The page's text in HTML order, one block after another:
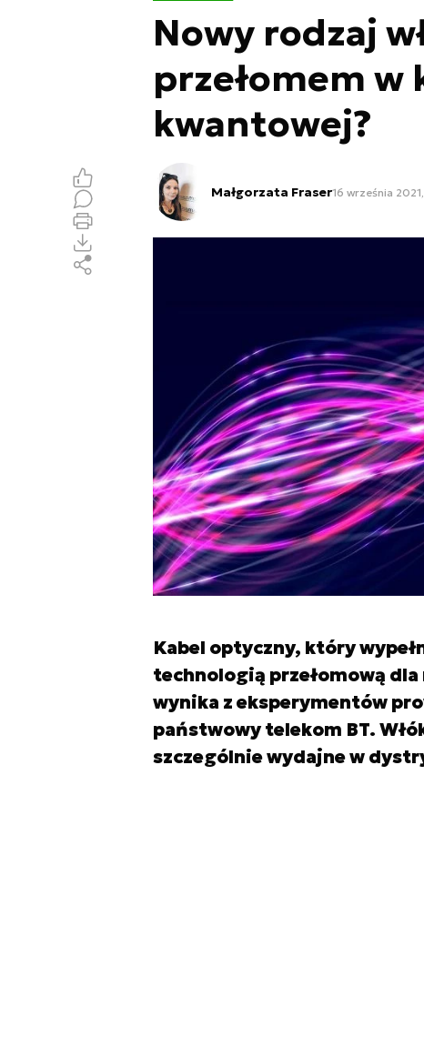
Nowy rodzaj
przełomem
kwantowej?
Małgorzata Fraser16 września
Kabel optyczny, który
technologią przełomową
wynika z eksperymentów
państwowy telekom BT.
szczególnie wydajne w